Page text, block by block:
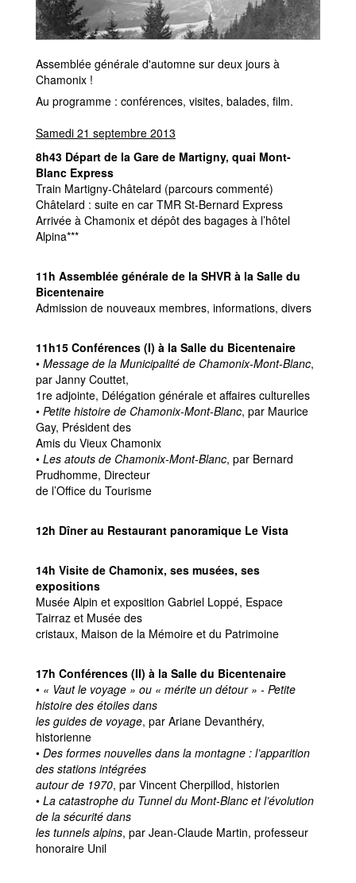
Assemblée générale d'automne sur deux jours à
Chamonix !
Au programme : conférences, visites, balades, film.
Samedi 21 septembre 2013
8h43 Départ de la Gare de Martigny, quai Mont-
Blanc Express
Train Martigny-Châtelard (parcours commenté)
Châtelard : suite en car TMR St-Bernard Express
Arrivée à Chamonix et dépôt des bagages à l’hôtel
Alpina***
11h Assemblée générale de la SHVR à la Salle du
Bicentenaire
Admission de nouveaux membres, informations, divers
11h15 Conférences (I) à la Salle du Bicentenaire
• Message de la Municipalité de Chamonix-Mont-Blanc,
par Janny Couttet,
1re adjointe, Délégation générale et affaires culturelles
• Petite histoire de Chamonix-Mont-Blanc, par Maurice
Gay, Président des
Amis du Vieux Chamonix
• Les atouts de Chamonix-Mont-Blanc, par Bernard
Prudhomme, Directeur
de l’Office du Tourisme
12h Dîner au Restaurant panoramique Le Vista
14h Visite de Chamonix, ses musées, ses
expositions
Musée Alpin et exposition Gabriel Loppé, Espace
Tairraz et Musée des
cristaux, Maison de la Mémoire et du Patrimoine
17h Conférences (II) à la Salle du Bicentenaire
• « Vaut le voyage » ou « mérite un détour » - Petite
histoire des étoiles dans
les guides de voyage, par Ariane Devanthéry,
historienne
• Des formes nouvelles dans la montagne : l’apparition
des stations intégrées
autour de 1970, par Vincent Cherpillod, historien
• La catastrophe du Tunnel du Mont-Blanc et l’évolution
de la sécurité dans
les tunnels alpins, par Jean-Claude Martin, professeur
honoraire Unil